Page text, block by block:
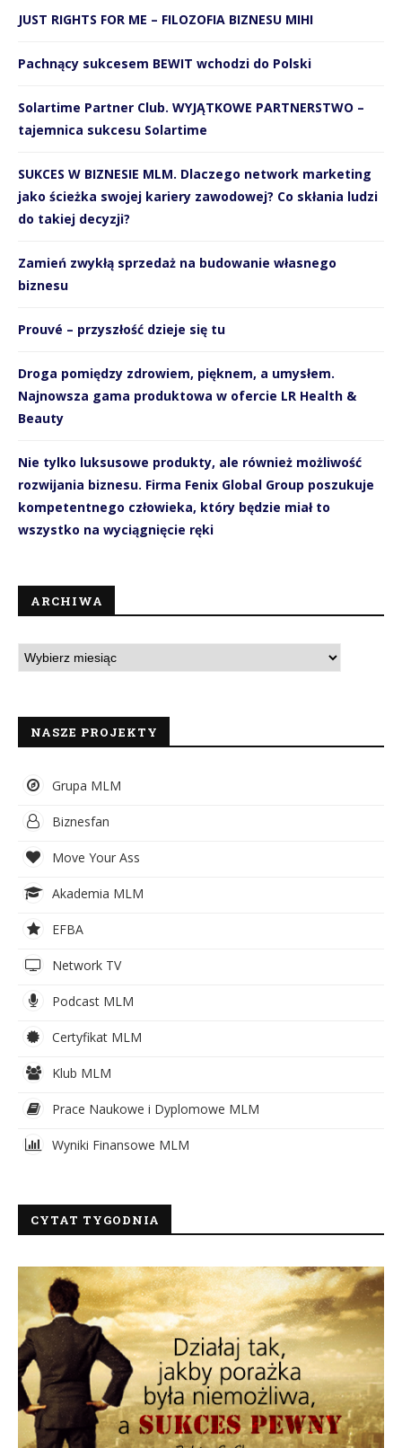
JUST RIGHTS FOR ME – FILOZOFIA BIZNESU MIHI
Pachnący sukcesem BEWIT wchodzi do Polski
Solartime Partner Club. WYJĄTKOWE PARTNERSTWO –
tajemnica sukcesu Solartime
SUKCES W BIZNESIE MLM. Dlaczego network marketing
jako ścieżka swojej kariery zawodowej? Co skłania ludzi
do takiej decyzji?
Zamień zwykłą sprzedaż na budowanie własnego
biznesu
Prouvé – przyszłość dzieje się tu
Droga pomiędzy zdrowiem, pięknem, a umysłem.
Najnowsza gama produktowa w ofercie LR Health &
Beauty
Nie tylko luksusowe produkty, ale również możliwość
rozwijania biznesu. Firma Fenix Global Group poszukuje
kompetentnego człowieka, który będzie miał to
wszystko na wyciągnięcie ręki
ARCHIWA
NASZE PROJEKTY
Grupa MLM
Biznesfan
Move Your Ass
Akademia MLM
EFBA
Network TV
Podcast MLM
Certyfikat MLM
Klub MLM
Prace Naukowe i Dyplomowe MLM
Wyniki Finansowe MLM
CYTAT TYGODNIA